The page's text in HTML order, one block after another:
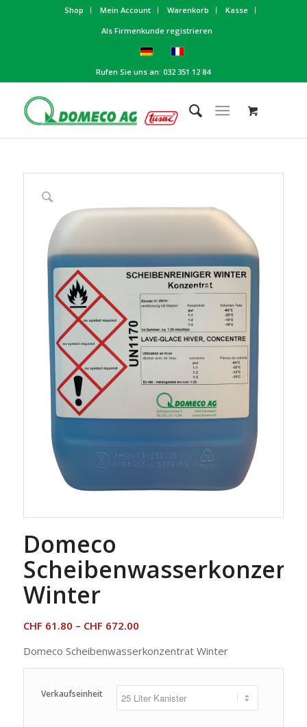
Shop Mein Account Warenkorb
Kasse
Als Firmenkunde registrieren
Rufen Sie uns an: 032 351 12 84
Domeco
Winter
CHF 61.80 – CHF 672.00
Domeco Scheibenwasserkonzentrat Winter
Verkaufseinheit